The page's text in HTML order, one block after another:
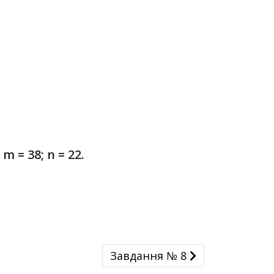
m = 38; n = 22.
Завдання № 8
Завдання № 8